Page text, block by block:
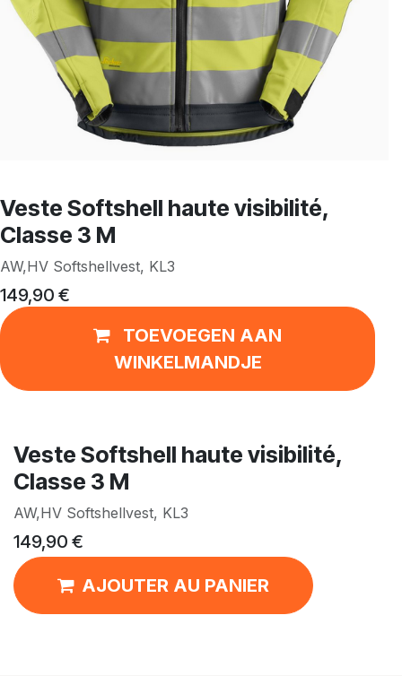
Veste Softshell haute visibilité,
Classe 3 M
AW,HV Softshellvest, KL3
149,90 €
TOEVOEGEN AAN
WINKELMANDJE
Veste Softshell haute visibilité,
Classe 3 M
AW,HV Softshellvest, KL3
149,90 €
AJOUTER AU PANIER